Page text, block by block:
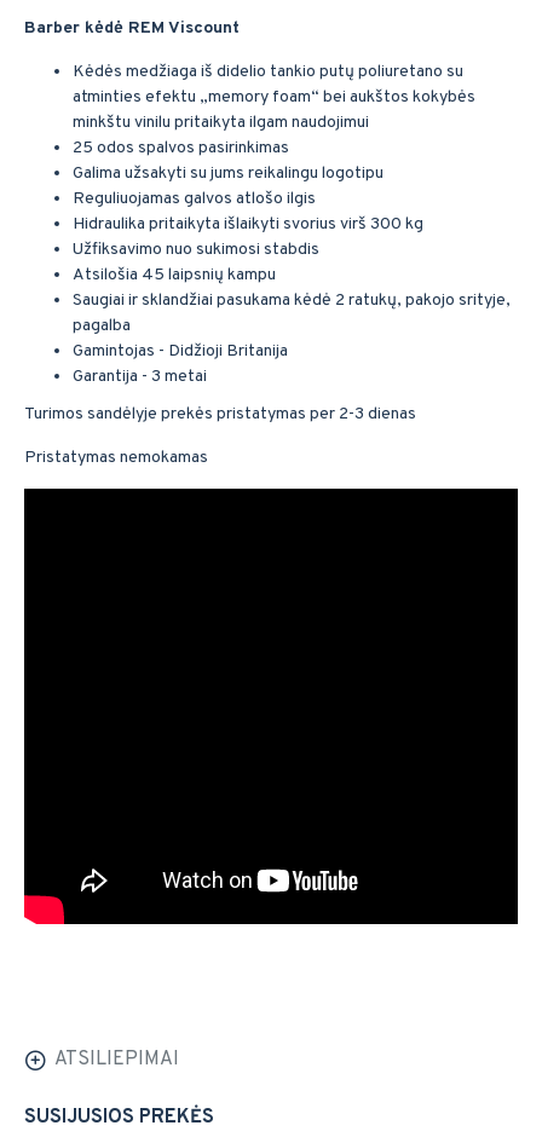
Barber kėdė REM Viscount
Kėdės medžiaga iš didelio tankio putų poliuretano su
atminties efektu „memory foam“ bei aukštos kokybės
minkštu vinilu pritaikyta ilgam naudojimui
25 odos spalvos pasirinkimas
Galima užsakyti su jums reikalingu logotipu
Reguliuojamas galvos atlošo ilgis
Hidraulika pritaikyta išlaikyti svorius virš 300 kg
Užfiksavimo nuo sukimosi stabdis
Atsilošia 45 laipsnių kampu
Saugiai ir sklandžiai pasukama kėdė 2 ratukų, pakojo srityje,
pagalba
Gamintojas - Didžioji Britanija
Garantija - 3 metai
Turimos sandėlyje prekės pristatymas per 2-3 dienas
Pristatymas nemokamas
ATSILIEPIMAI
SUSIJUSIOS PREKĖS